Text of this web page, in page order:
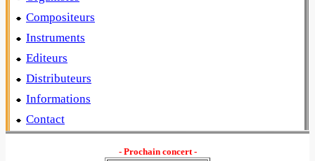
Compositeurs
Instruments
Editeurs
Distributeurs
Informations
Contact
- Prochain concert -